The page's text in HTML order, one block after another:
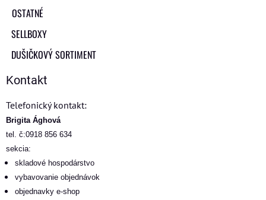
OSTATNÉ
SELLBOXY
DUŠIČKOVÝ SORTIMENT
Kontakt
Telefonický kontakt:
Brigita Ághová
tel. č:0918 856 634
sekcia:
skladové hospodárstvo
vybavovanie objednávok
objednavky e-shop